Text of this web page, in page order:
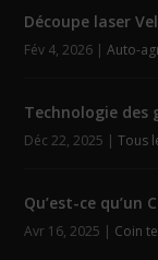
Découpe laser
Fév 4, 2026 |Auto-
Technologie des
Déc 22, 2025 |Tous
Qu’est-ce qu’un
Avr 16, 2025 | Coin